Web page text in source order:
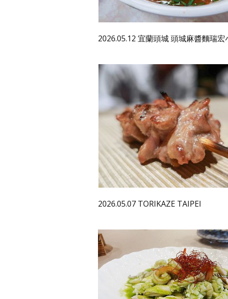
2026.05.12 宜蘭頭城 頭城麻醬麵瑞宏
2026.05.07 TORIKAZE TAIPEI